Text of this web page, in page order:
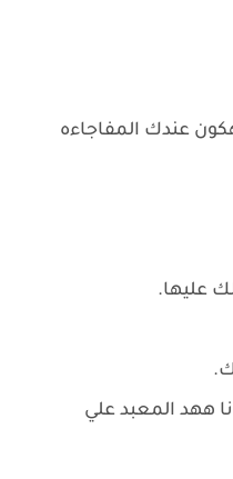
عندك المفاجاءه
عليها.
ههد المعبد علي